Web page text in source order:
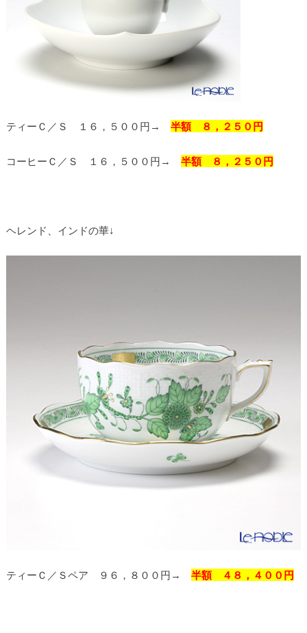
ティーＣ／Ｓ １６，５００円→ 半額 ８，２５０円
コーヒーＣ／Ｓ １６，５００円→ 半額 ８，２５０円
ヘレンド、インドの華↓
ティーＣ／Ｓペア ９６，８００円→ 半額 ４８，４００円